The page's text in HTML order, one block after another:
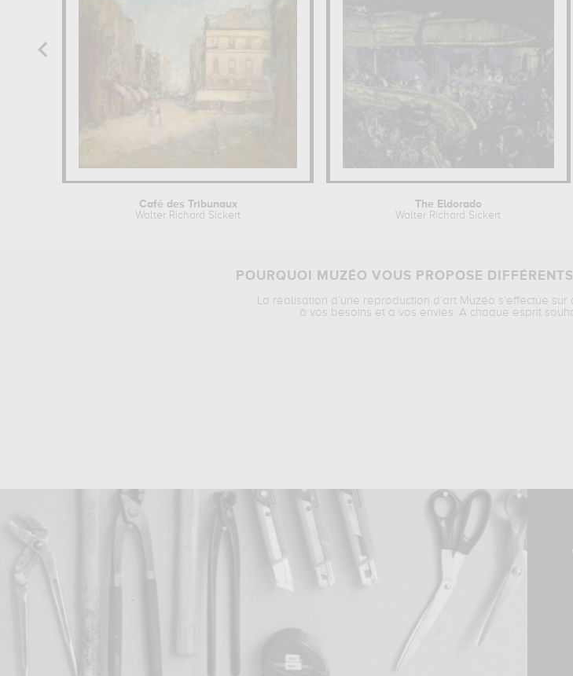
Café des Tribunaux
Walter Richard Sickert
The Eldorado
Walter Richard Sickert
POURQUOI MUZÉO VOUS PROPOSE
La réalisation d’une reproduction d’art Muzéo s’effectue
à vos besoins et à vos envies. A chaque esprit